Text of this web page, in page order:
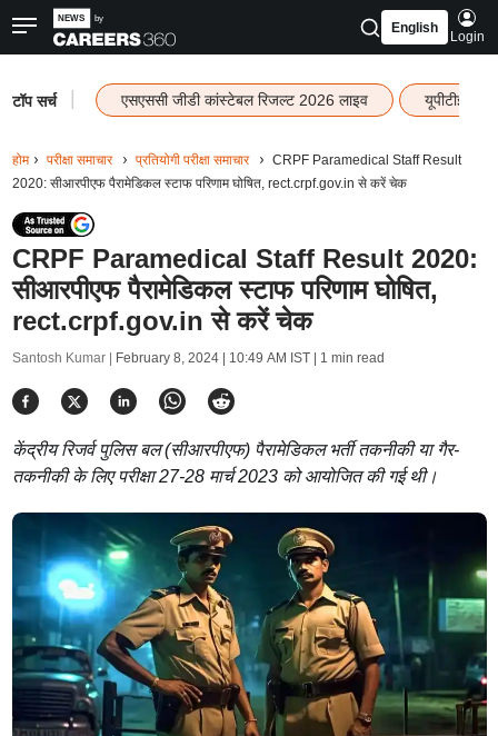
English
Login
टॉप सर्च एसएससी जीडी कांस्टेबल रिजल्ट 2026 लाइव यूपीटीईटी
होम परीक्षा समाचार प्रतियोगी परीक्षा समाचार
CRPF Paramedical Staff Result
2020: सीआरपीएफ पैरामेडिकल स्टाफ परिणाम घोषित, rect.crpf.gov.in से करें चेक
CRPF Paramedical Staff Result 2020:
सीआरपीएफ पैरामेडिकल स्टाफ परिणाम घोषित,
rect.crpf.gov.in से करें चेक
Santosh Kumar | February 8, 2024 | 10:49 AM IST| 1 min read
केंद्रीय रिजर्व पुलिस बल (सीआरपीएफ) पैरामेडिकल भर्ती तकनीकी या गैर-
तकनीकी के लिए परीक्षा 27-28 मार्च 2023 को आयोजित की गई थी।